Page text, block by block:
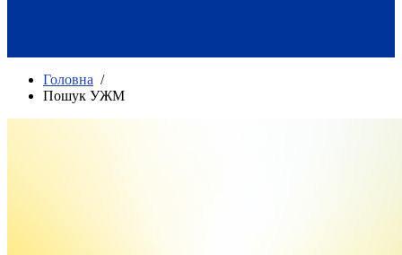
жестову мову.
УТОГ»: прийом заявок 2023
Головна /
Пошук УЖМ